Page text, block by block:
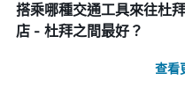
搭乘哪種交通工具來往杜
店 - 杜拜之間最好？
查看